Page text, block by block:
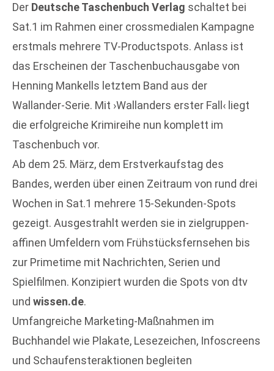
Der Deutsche Taschenbuch Verlag schaltet bei
Sat.1 im Rahmen einer crossmedialen Kampagne
erstmals mehrere TV-Productspots. Anlass ist
das Erscheinen der Taschenbuchausgabe von
Henning Mankells letztem Band aus der
Wallander-Serie. Mit ›Wallanders erster Fall‹ liegt
die erfolgreiche Krimireihe nun komplett im
Taschenbuch vor.
Ab dem 25. März, dem Erstverkaufstag des
Bandes, werden über einen Zeitraum von rund drei
Wochen in Sat.1 mehrere 15-Sekunden-Spots
gezeigt. Ausgestrahlt werden sie in zielgruppen-
affinen Umfeldern vom Frühstücksfernsehen bis
zur Primetime mit Nachrichten, Serien und
Spielfilmen. Konzipiert wurden die Spots von dtv
und wissen.de.
Umfangreiche Marketing-Maßnahmen im
Buchhandel wie Plakate, Lesezeichen, Infoscreens
und Schaufensteraktionen begleiten